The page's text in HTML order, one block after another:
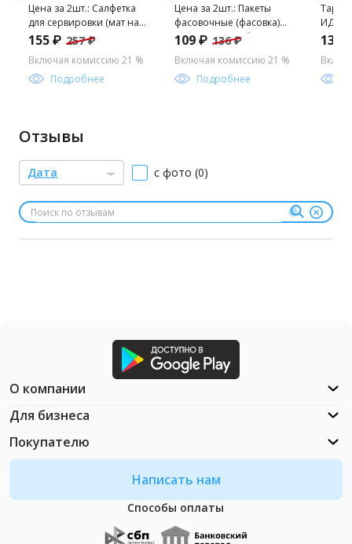
Цена за 2шт.: Салфетка
для сервировки (мат на
стол) PVR-06 диам 38 см
155 ₽ 257 ₽
Включая комиссию 21 %
Подробнее
Цена за 2шт.: Пакеты
фасовочные (фасовка)
Amigo 19010 24*37см
109 ₽ 136 ₽
Включая комиссию 21 %
Подробнее
132
Отзывы
Дата с фото (0)
Написать нам
Способы оплаты
О компании
Для бизнеса
Покупателю